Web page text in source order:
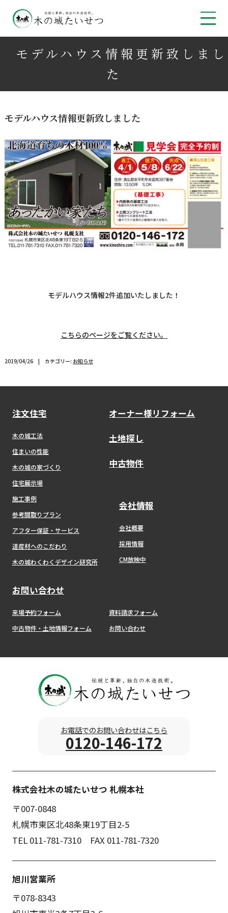
モデルハウス情報更新致しまし
た
モデルハウス情報更新致しました
モデルハウス情報2件追加いたしました！
こちらのページをご覧ください。
2019/04/26 | カテゴリー: お知らせ
注文住宅
木の城工法
住まいの性能
木の城の家づくり
住宅展示場
施工事例
参考間取りプラン
アフター保証・サービス
道産材へのこだわり
木の城わくわくデザイン研究所
オーナー様リフォーム
土地探し
中古物件
会社情報
会社概要
採用情報
CM放映中
お問い合わせ
来場予約フォーム
資料請求フォーム
中古物件・土地情報フォーム
お問い合わせ
お電話でのお問い合わせはこちら
0120-146-172
株式会社木の城たいせつ 札幌本社
〒007-0848
札幌市東区北48条東19丁目2-5
TEL 011-781-7310 FAX 011-781-7320
旭川営業所
〒078-8343